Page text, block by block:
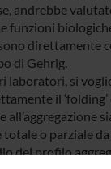
andrebbe
funzioni
direttamente
di Gehrig.
laboratori, si
il
o parziale
del profilo